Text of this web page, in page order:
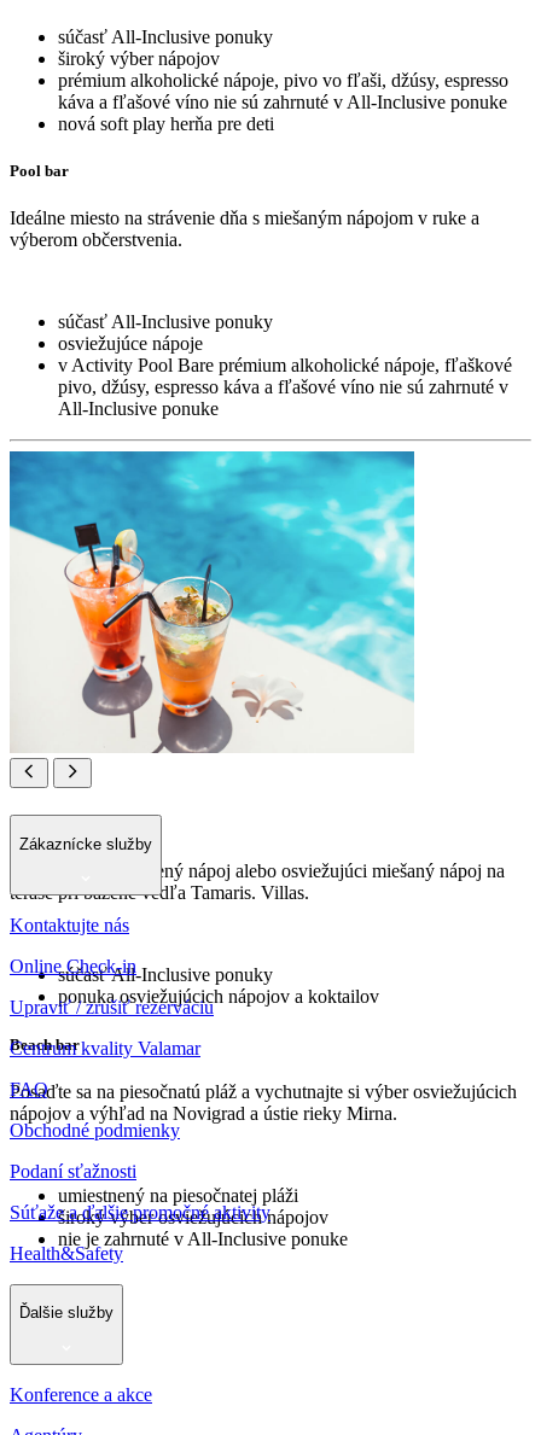
súčasť All-Inclusive ponuky
široký výber nápojov
prémium alkoholické nápoje, pivo vo fľaši, džúsy, espresso
káva a fľašové víno nie sú zahrnuté v All-Inclusive ponuke
nová soft play herňa pre deti
Pool bar
Ideálne miesto na strávenie dňa s miešaným nápojom v ruke a
výberom občerstvenia.
súčasť All-Inclusive ponuky
osviežujúce nápoje
v Activity Pool Bare prémium alkoholické nápoje, fľaškové
pivo, džúsy, espresso káva a fľašové víno nie sú zahrnuté v
All-Inclusive ponuke
Villas Pool bar
Objednajte si chladený nápoj alebo osviežujúci miešaný nápoj na
terase pri bazéne vedľa Tamaris. Villas.
súčasť All-Inclusive ponuky
ponuka osviežujúcich nápojov a koktailov
Beach bar
Posaďte sa na piesočnatú pláž a vychutnajte si výber osviežujúcich
nápojov a výhľad na Novigrad a ústie rieky Mirna.
umiestnený na piesočnatej pláži
široký výber osviežujúcich nápojov
nie je zahrnuté v All-Inclusive ponuke
Zákaznícke služby
Kontaktujte nás
Online Check-in
Upraviť / zrušiť rezerváciu
Centrum kvality Valamar
FAQ
Obchodné podmienky
Podaní sťažnosti
Súťaže a ďalšie promočné aktivity
Health&Safety
Ďalšie služby
Konference a akce